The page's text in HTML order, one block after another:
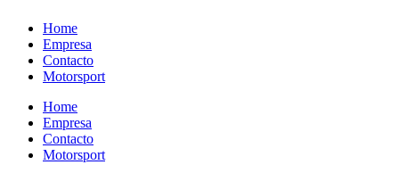
Home
Empresa
Contacto
Motorsport
Home
Empresa
Contacto
Motorsport